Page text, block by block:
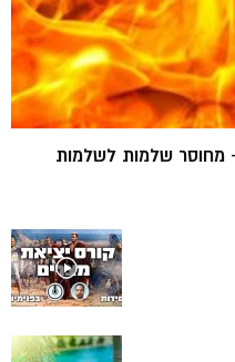
מחוסר שלמות לשלמות